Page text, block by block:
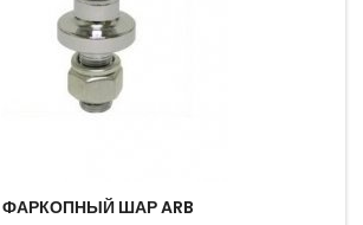
ФАРКОПНЫЙ ШАР ARB